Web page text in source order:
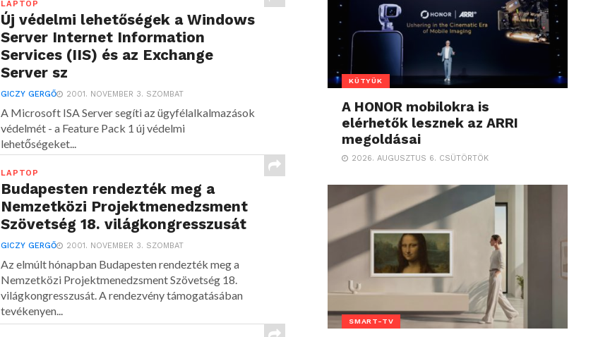
LAPTOP
Új védelmi lehetőségek a Windows
Server Internet Information
Services (IIS) és az Exchange
Server sz
GICZY GERGŐ 2001. NOVEMBER 3. SZOMBAT
A Microsoft ISA Server segíti az ügyfélalkalmazások
védelmét - a Feature Pack 1 új védelmi
lehetőségeket...
LAPTOP
Budapesten rendezték meg a
Nemzetközi Projektmenedzsment
Szövetség 18. világkongresszusát
GICZY GERGŐ 2001. NOVEMBER 3. SZOMBAT
Az elmúlt hónapban Budapesten rendezték meg a
Nemzetközi Projektmenedzsment Szövetség 18.
világkongresszusát. A rendezvény támogatásában
tevékenyen...
KÜTYÜK
A HONOR mobilokra is
elérhetők lesznek az ARRI
megoldásai
2026. AUGUSZTUS 6. CSÜTÖRTÖK
SMART-TV